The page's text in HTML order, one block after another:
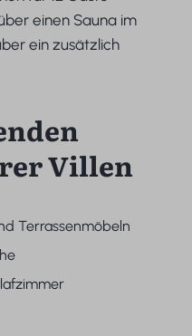
einen Sauna im
ein zusätzlich
Villen
Terrassenmöbeln